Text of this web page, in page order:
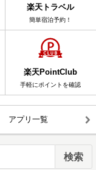
楽天トラベル
簡単宿泊予約！
楽天PointClub
手軽にポイントを確認
アプリ一覧